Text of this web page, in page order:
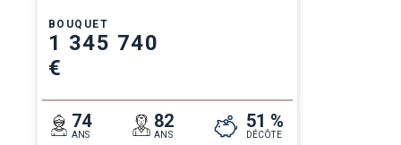
BOUQUET
1 345 740
€
74
ANS
82
ANS
51 %
DÉCÔTE